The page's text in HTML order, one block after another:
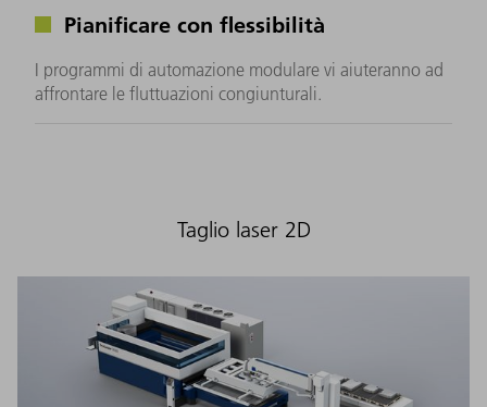
Pianificare con flessibilità
I programmi di automazione modulare vi aiuteranno ad
affrontare le fluttuazioni congiunturali.
Taglio laser 2D